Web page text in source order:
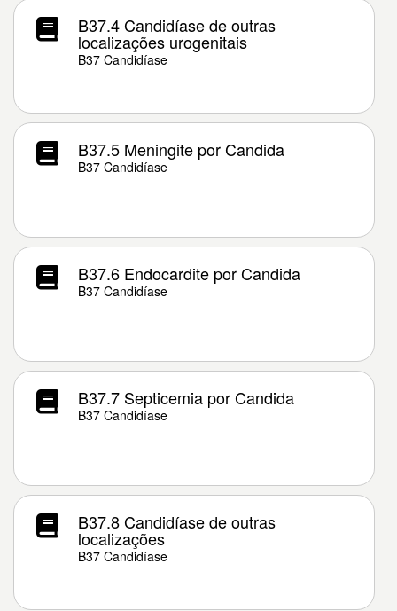
B37.4 Candidíase de outras
localizações urogenitais
B37 Candidíase
B37.5 Meningite por Candida
B37 Candidíase
B37.6 Endocardite por Candida
B37 Candidíase
B37.7 Septicemia por Candida
B37 Candidíase
B37.8 Candidíase de outras
localizações
B37 Candidíase